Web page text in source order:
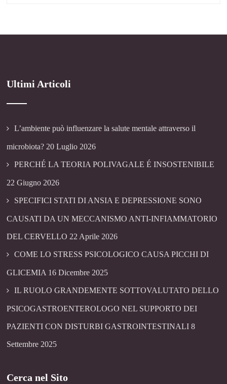
Ultimi Articoli
L’ambiente può influenzare la salute mentale attraverso il
microbiota? 20 Luglio 2026
PERCHÉ LA TEORIA POLIVAGALE É INSOSTENIBILE
22 Giugno 2026
SPECIFICI STATI DI ANSIA E DEPRESSIONE SONO
CAUSATI DA UN MECCANISMO ANTI-INFIAMMATORIO
DEL CERVELLO 22 Aprile 2026
COME LO STRESS PSICOLOGICO CAUSA PICCHI DI
GLICEMIA 16 Dicembre 2025
IL RUOLO GRANDEMENTE SOTTOVALUTATO DELLO
PSICOGASTROENTEROLOGO NEL SUPPORTO DEI
PAZIENTI CON DISTURBI GASTROINTESTINALI 8
Settembre 2025
Cerca nel Sito